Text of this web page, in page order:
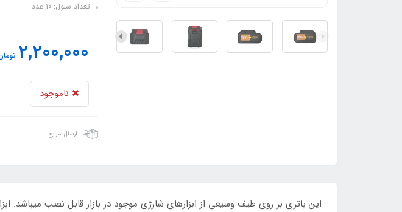
تعداد سلول: 10 عدد
2,200,000
ناموجود
ارسال سریع
این باتری بر روی طیف وسیعی از ابزارهای شارژی موجود در بازار قابل نصب میباشد.